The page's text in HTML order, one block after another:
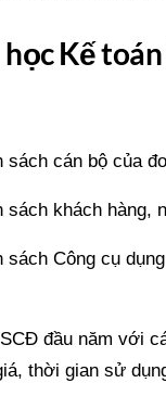
Kế
sách cán bộ của
sách khách hàng,
sách Công cụ
đầu năm với
thời gian sử